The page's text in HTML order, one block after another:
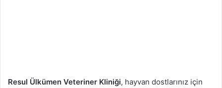
Resul Ülkümen Veteriner Kliniği, hayvan dostlarınız için